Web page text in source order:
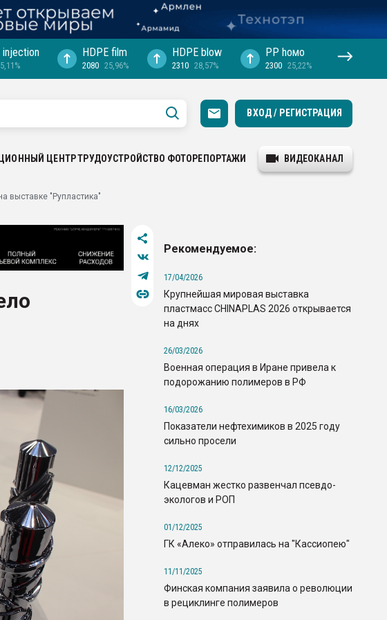
injection HDPE film
2080 25,96%
HDPE blow
2310 28,57%
PP hомо
2300 25,22%
ВХОД / РЕГИСТРАЦИЯ
ЦЕНТРТРУДОУСТРОЙСТВО ФОТОРЕПОРТАЖИ ВИДЕОКАНАЛ
выставке "Рупластика"
Рекомендуемое:
17/04/2026
Крупнейшая мировая выставка
пластмасс CHINAPLAS 2026 открывается
на днях
26/03/2026
Военная операция в Иране привела к
подорожанию полимеров в РФ
16/03/2026
Показатели нефтехимиков в 2025 году
сильно просели
12/12/2025
Кацевман жестко развенчал псевдо-
экологов и РОП
01/12/2025
ГК «Алеко» отправилась на "Кассиопею"
11/11/2025
Финская компания заявила о революции
в рециклинге полимеров